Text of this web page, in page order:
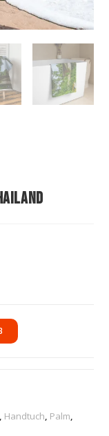
Handtuch Palm